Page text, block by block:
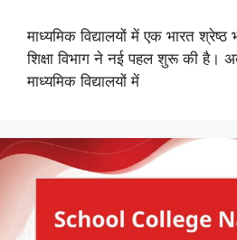
माध्यमिक विद्यालयों में एक भारत
शिक्षा विभाग ने नई पहल शुरू की है।
माध्यमिक विद्यालयों में